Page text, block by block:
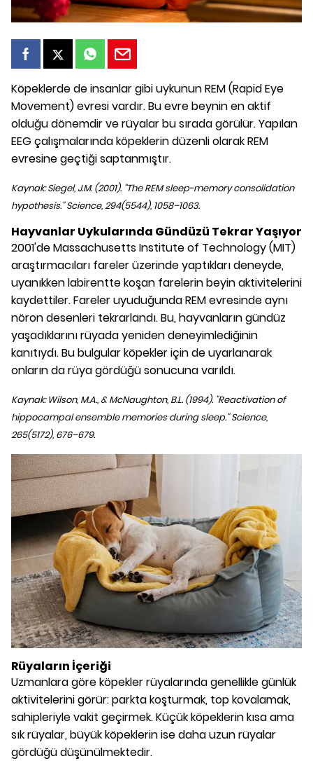
Köpeklerde de insanlar gibi uykunun REM (Rapid Eye
Movement) evresi vardır. Bu evre beynin en aktif
olduğu dönemdir ve rüyalar bu sırada görülür. Yapılan
EEG çalışmalarında köpeklerin düzenli olarak REM
evresine geçtiği saptanmıştır.
Kaynak: Siegel, J.M. (2001). "The REM sleep-memory consolidation
hypothesis." Science, 294(5544), 1058–1063.
Hayvanlar Uykularında Gündüzü Tekrar Yaşıyor
2001'de Massachusetts Institute of Technology (MIT)
araştırmacıları fareler üzerinde yaptıkları deneyde,
uyanıkken labirentte koşan farelerin beyin aktivitelerini
kaydettiler. Fareler uyuduğunda REM evresinde aynı
nöron desenleri tekrarlandı. Bu, hayvanların gündüz
yaşadıklarını rüyada yeniden deneyimlediğinin
kanıtıydı. Bu bulgular köpekler için de uyarlanarak
onların da rüya gördüğü sonucuna varıldı.
Kaynak: Wilson, M.A., & McNaughton, B.L. (1994). "Reactivation of
hippocampal ensemble memories during sleep." Science,
265(5172), 676–679.
Rüyaların İçeriği
Uzmanlara göre köpekler rüyalarında genellikle günlük
aktivitelerini görür: parkta koşturmak, top kovalamak,
sahipleriyle vakit geçirmek. Küçük köpeklerin kısa ama
sık rüyalar, büyük köpeklerin ise daha uzun rüyalar
gördüğü düşünülmektedir.